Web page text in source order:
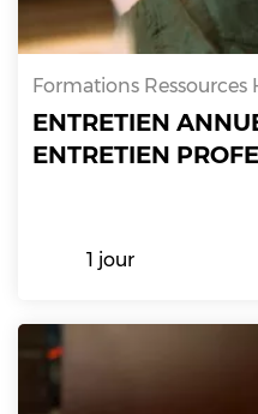
Formations Ressources
ENTRETIEN
ENTRETIEN
1 jour